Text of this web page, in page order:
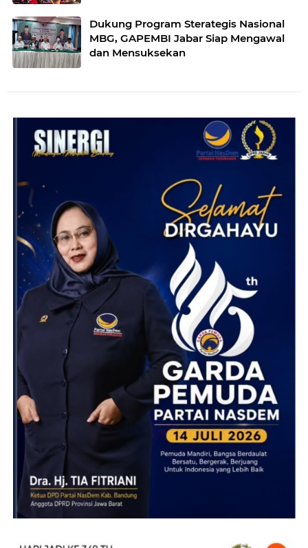
Dukung Program Sterategis Nasional
MBG, GAPEMBI Jabar Siap Mengawal
dan Mensuksekan